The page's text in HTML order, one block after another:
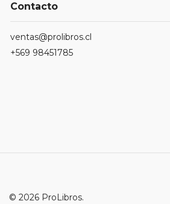
Contacto
ventas@prolibros.cl
+569 98451785
© 2026 ProLibros.